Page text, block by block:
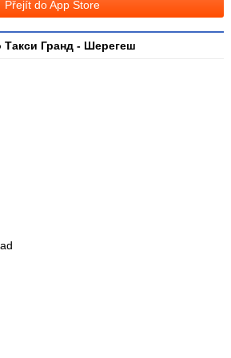
Přejít do App Store
Гранд - Шерегеш